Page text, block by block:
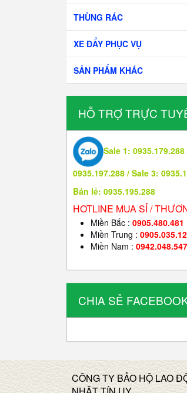
THÙNG RÁC
XE ĐẨY PHỤC VỤ
SẢN PHẨM KHÁC
HỖ TRỢ TRỰC
Sale 1:
0935.197.288 / Sale 3:
Bán lẻ: 0935.195.288
HOTLINE MUA SỈ /
Miền Bắc : 0905.480.481
Miền Trung :
Miền Nam : 0942.048.547
CHIA SẺ
CÔNG TY BẢO HỘ LAO